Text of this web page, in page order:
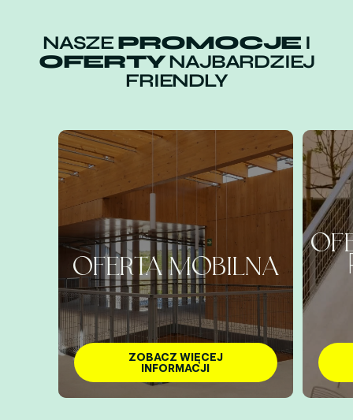
NASZE PROMOCJE I
OFERTYNAJBARDZIEJ
FRIENDLY
OFERTA MOBILNA
ZOBACZ WIĘCEJ
INFORMACJI